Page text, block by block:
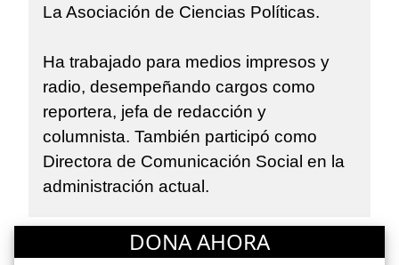
La Asociación de Ciencias Políticas.
Ha trabajado para medios impresos y
radio, desempeñando cargos como
reportera, jefa de redacción y
columnista. También participó como
Directora de Comunicación Social en la
administración actual.
DONA AHORA